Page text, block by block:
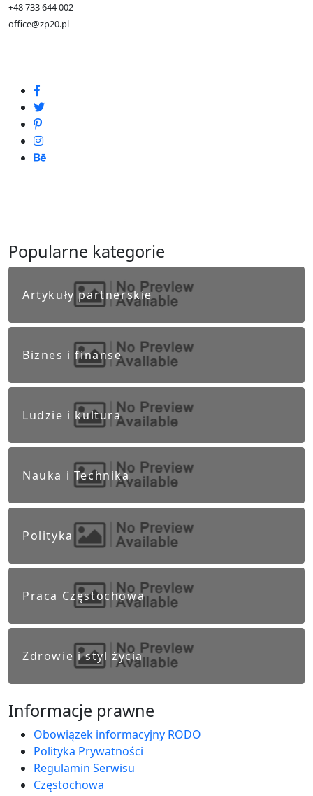
+48 733 644 002
office@zp20.pl
Popularne kategorie
Artykuły partnerskie
Biznes i finanse
Ludzie i kultura
Nauka i Technika
Polityka
Praca Częstochowa
Zdrowie i styl życia
Informacje prawne
Obowiązek informacyjny RODO
Polityka Prywatności
Regulamin Serwisu
Częstochowa